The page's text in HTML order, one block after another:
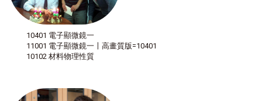
10401 電子顯微鏡一
11001 電子顯微鏡一〡高畫質版=10401
10102 材料物理性質